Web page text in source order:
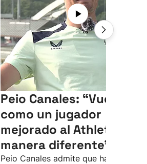
Peio Canales: “Vuelvo
como un jugador
mejorado al Athletic, de
manera diferente”
Peio Canales admite que ha pasado